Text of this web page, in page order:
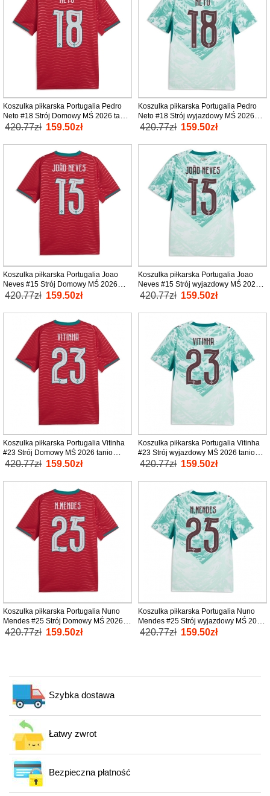
Koszulka piłkarska Portugalia Pedro
Neto #18 Strój Domowy MŚ 2026 tanio
Krótki Rękaw
420.77zł 159.50zł
Koszulka piłkarska Portugalia Pedro
Neto #18 Strój wyjazdowy MŚ 2026
tanio Krótki Rękaw
420.77zł 159.50zł
Koszulka piłkarska Portugalia Joao
Neves #15 Strój Domowy MŚ 2026
tanio Krótki Rękaw
420.77zł 159.50zł
Koszulka piłkarska Portugalia Joao
Neves #15 Strój wyjazdowy MŚ 2026
tanio Krótki Rękaw
420.77zł 159.50zł
Koszulka piłkarska Portugalia Vitinha
#23 Strój Domowy MŚ 2026 tanio
Krótki Rękaw
420.77zł 159.50zł
Koszulka piłkarska Portugalia Vitinha
#23 Strój wyjazdowy MŚ 2026 tanio
Krótki Rękaw
420.77zł 159.50zł
Koszulka piłkarska Portugalia Nuno
Mendes #25 Strój Domowy MŚ 2026
tanio Krótki Rękaw
420.77zł 159.50zł
Koszulka piłkarska Portugalia Nuno
Mendes #25 Strój wyjazdowy MŚ 2026
tanio Krótki Rękaw
420.77zł 159.50zł
Szybka dostawa
Łatwy zwrot
Bezpieczna płatność